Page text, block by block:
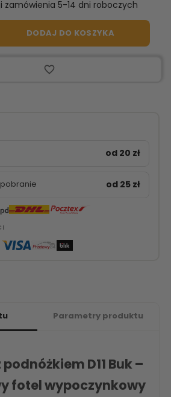
zamówienia 5-14 dni roboczych
DODAJ DO KOSZYKA
favorite_border
od 20 zł
od 25 zł
Parametry produktu
D11 Buk –
fotel wypoczynkowy